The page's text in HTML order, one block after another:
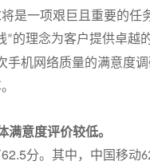
是一项艰巨且重要的任
”的理念为客户提供卓越
手机网络质量的满意度
满意度评价较低。
62.5分。其中，中国移动